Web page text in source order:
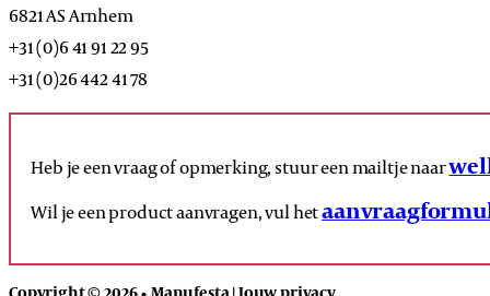
6821 AS Arnhem
+31 (0)6 41 91 22 95
+31 (0)26 442 41 78
Heb je een vraag of opmerking, stuur een mailtje naar
Wil je een product aanvragen, vul het